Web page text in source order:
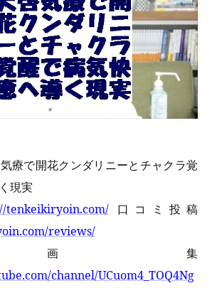
療で開花クンダリニーとチャクラ覚
現実
tenkeikiryoin.com/口コミ投稿
reviews/
集
channel/UCuom4_TOQ4Ng